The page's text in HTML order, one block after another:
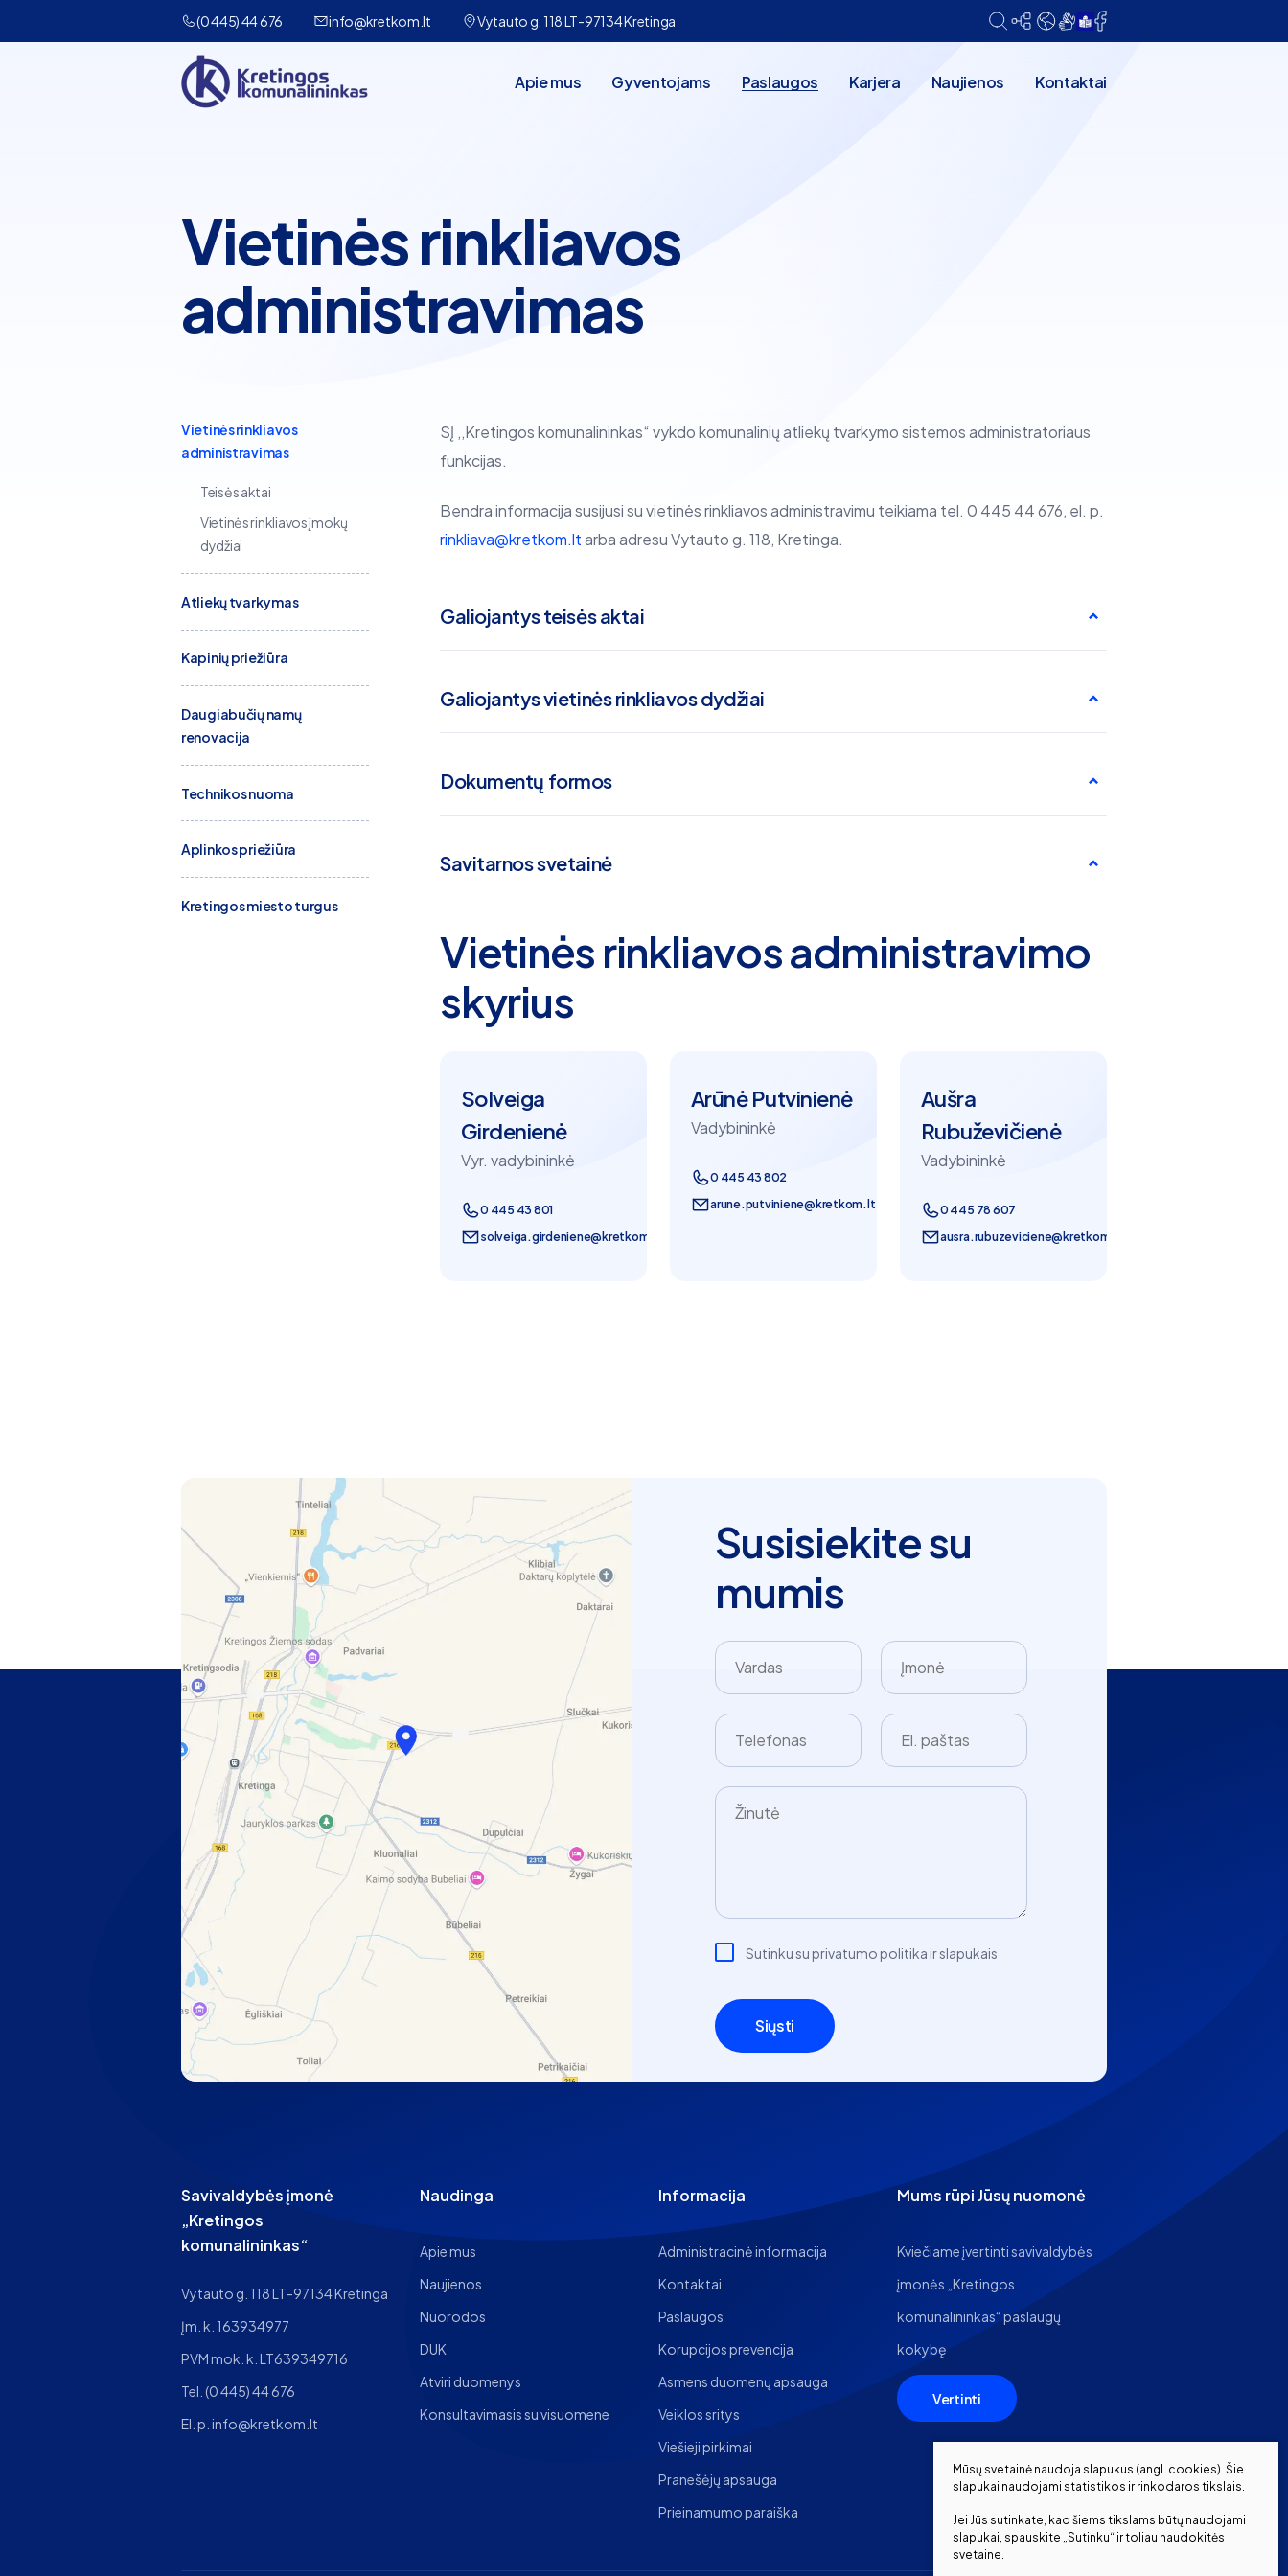
(0 445) 44 676 info@kretkom.lt Vytauto g. 118 LT-97134 Kretinga
Apie mus Gyventojams Paslaugos Karjera Naujienos Kontaktai
Vietinės rinkliavos
administravimas
Vietinės rinkliavos
administravimas
Teisės aktai
Vietinės rinkliavos įmokų
dydžiai
Atliekų tvarkymas
Kapinių priežiūra
Daugiabučių namų
renovacija
Technikos nuoma
Aplinkos priežiūra
Kretingos miesto turgus
SĮ ,,Kretingos komunalininkas“ vykdo komunalinių atliekų tvarkymo sistemos administratoriaus
funkcijas.
Bendra informacija susijusi su vietinės rinkliavos administravimu teikiama tel. 0 445 44 676, el. p.
rinkliava@kretkom.ltarba adresu Vytauto g. 118, Kretinga.
Galiojantys teisės aktai
Galiojantys vietinės rinkliavos dydžiai
Dokumentų formos
Savitarnos svetainė
Vietinės rinkliavos administravimo
skyrius
Solveiga
Girdenienė
Vyr. vadybininkė
0 445 43 801
solveiga.girdeniene@kretkom.lt
Arūnė Putvinienė
Vadybininkė
0 445 43 802
arune.putviniene@kretkom.lt
Aušra
Rubuževičienė
Vadybininkė
0 445 78 607
ausra.rubuzeviciene@kretkom.lt
Susisiekite su
mumis
Sutinku su privatumo politika ir slapukais
Siųsti
Savivaldybės įmonė
„Kretingos
komunalininkas“
Vytauto g. 118 LT-97134 Kretinga
Įm. k. 163934977
PVM mok. k. LT639349716
Tel. (0 445) 44 676
El. p. info@kretkom.lt
Naudinga
Apie mus
Naujienos
Nuorodos
DUK
Atviri duomenys
Konsultavimasis su visuomene
Informacija
Administracinė informacija
Kontaktai
Paslaugos
Korupcijos prevencija
Asmens duomenų apsauga
Veiklos sritys
Viešieji pirkimai
Pranešėjų apsauga
Prieinamumo paraiška
Mums rūpi Jūsų nuomonė
Kviečiame įvertinti savivaldybės
įmonės „Kretingos
komunalininkas“ paslaugų
kokybę
Vertinti
Mūsų svetainė naudoja slapukus (angl. cookies). Šie
slapukai naudojami statistikos ir rinkodaros tikslais.
Jei Jūs sutinkate, kad šiems tikslams būtų naudojami
slapukai, spauskite „Sutinku“ ir toliau naudokitės
svetaine.